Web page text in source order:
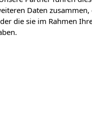
Daten zusammen,
die sie im Rahmen